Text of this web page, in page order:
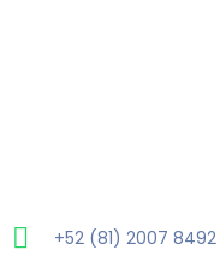
+52 (81) 2007 8492